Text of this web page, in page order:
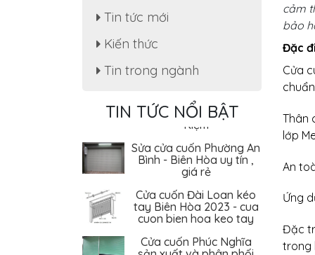
cảm
bảo
Đặc
Cửa
Thân
lớp
An
Ứng
Đặc
trong
Tin tức mới
Kiến thức
Tin trong ngành
TIN TỨC NỔI BẬT
Sửa cửa cuốn, motor cửa
cuốn tại nhà phường Tân
Cuốn Phường Tân Hiệp,
Biên Hòa - Giá Rẻ Tiết
Sửa cửa cuốn Phường An
Bình - Biên Hòa uy tín ,
giá rẻ
Cửa cuốn Đài Loan kéo
tay Biên Hòa 2023 - cua
cuon bien hoa keo tay
Cửa cuốn Phúc Nghĩa
sản xuất và phân phối
cửa cuốn Đài Loan tại
biên hòa - đồng nai